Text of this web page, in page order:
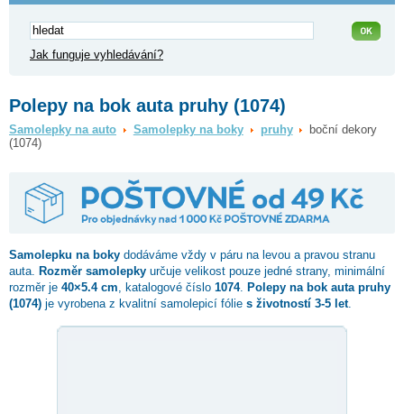
Jak funguje vyhledávání?
Polepy na bok auta pruhy (1074)
Samolepky na auto Samolepky na boky pruhy
boční dekory
(1074)
Samolepku na boky dodáváme vždy v páru na levou a pravou stranu
auta.
Rozměr samolepky určuje velikost pouze jedné strany, minimální
rozměr je 40×5.4 cm , katalogové číslo 1074. Polepy na bok auta pruhy
(1074) je vyrobena z kvalitní samolepicí fólie s životností 3-5 let.